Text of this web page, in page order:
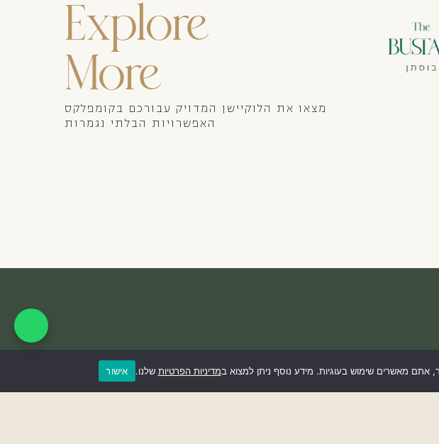
Explore
More
מצאו את הלוקיישן המדויק עבורכם בקומפלקס
האפשרויות הבלתי נגמרות
מאשרים שימוש בעוגיות. מידע נוסף ניתן למצוא במדיניות הפרטיות שלנו. אישור